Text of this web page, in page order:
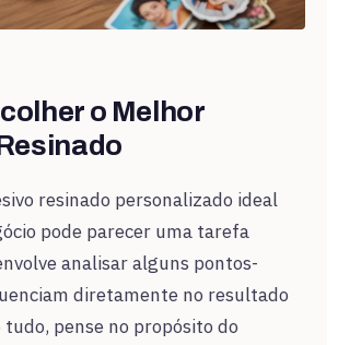
o Melhor
resinado personalizado ideal
pode parecer uma tarefa
analisar alguns pontos-
diretamente no resultado
pense no propósito do